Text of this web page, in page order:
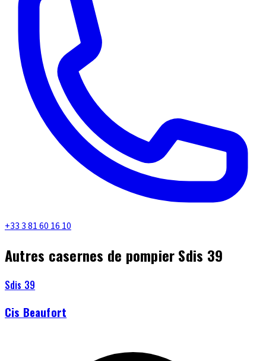
+33 3 81 60 16 10
Autres casernes de pompier Sdis 39
Sdis 39
Cis Beaufort